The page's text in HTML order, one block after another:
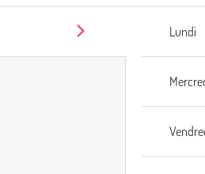
Lundi